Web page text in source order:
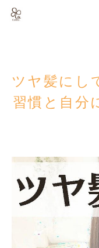
ツヤ髪にし
習慣と自分